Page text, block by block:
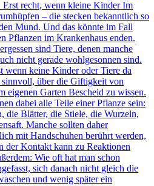
Erst recht, wenn kleine Kinder Im
– die stecken bekanntlich so
Mund. Und das könnte im Fall
Pflanzen im Krankenhaus enden.
sind Tiere, denen manche
nicht gerade wohlgesonnen sind.
wenn keine Kinder oder Tiere da
sinnvoll, über die Giftigkeit von
eigenen Garten Bescheid zu wissen.
dabei alle Teile einer Pflanze sein:
die Blätter, die Stiele, die Wurzeln,
Manche sollten daher
mit Handschuhen berührt werden,
der Kontakt kann zu Reaktionen
Wie oft hat man schon
sich danach nicht gleich die
und wenig später ein